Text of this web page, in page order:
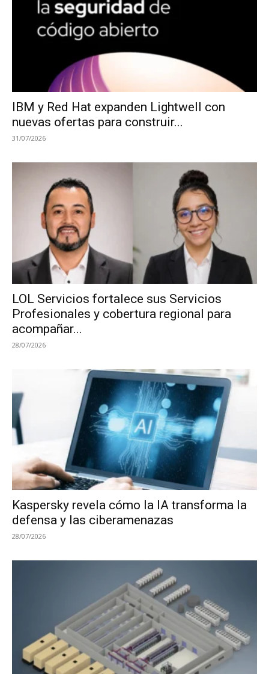
IBM y Red Hat expanden Lightwell con
nuevas ofertas para construir...
31/07/2026
LOL Servicios fortalece sus Servicios
Profesionales y cobertura regional para
acompañar...
28/07/2026
Kaspersky revela cómo la IA transforma la
defensa y las ciberamenazas
28/07/2026